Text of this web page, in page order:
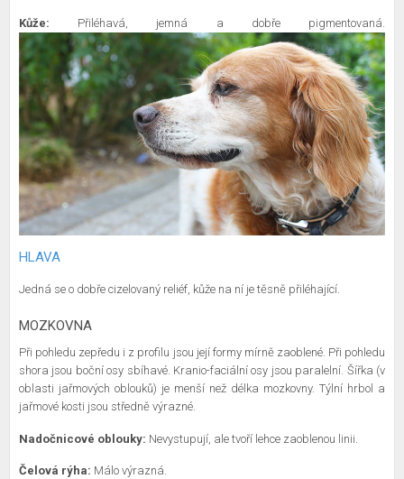
Kůže: Přiléhavá, jemná a dobře pigmentovaná.
HLAVA
Jedná se o dobře cizelovaný reliéf, kůže na ní je těsně přiléhající.
MOZKOVNA
Při pohledu zepředu i z profilu jsou její formy mírně zaoblené. Při pohledu
shora jsou boční osy sbíhavé. Kranio-faciální osy jsou paralelní. Šířka (v
oblasti jařmových oblouků) je menší než délka mozkovny. Týlní hrbol a
jařmové kosti jsou středně výrazné.
Nadočnicové oblouky: Nevystupují, ale tvoří lehce zaoblenou linii.
Čelová rýha: Málo výrazná.